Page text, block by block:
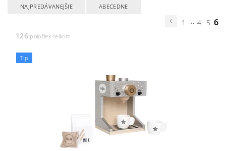
NAJPREDÁVANEJŠIE ABECEDNE
1 ... 4 5 6
126položiek celkom
Tip